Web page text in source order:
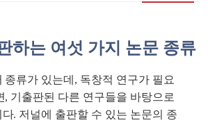
하는 여섯 가지 논문 종류
종류가 있는데, 독창적 연구가 필요
, 기출판된 다른 연구들을 바탕으로
. 저널에 출판할 수 있는 논문의 종